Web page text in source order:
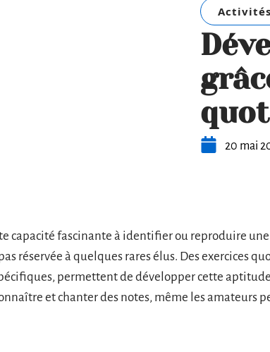
Activités
20 mai
capacité fascinante à identifier ou reproduire
réservée à quelques rares élus. Des exercices
permettent de développer cette aptitude.
et chanter des notes, même les amateurs